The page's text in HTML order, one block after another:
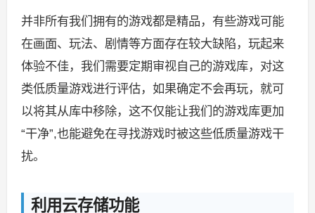
并非所有我们拥有的游戏都是精品，有些游戏可能
在画面、玩法、剧情等方面存在较大缺陷，玩起来
体验不佳，我们需要定期审视自己的游戏库，对这
类低质量游戏进行评估，如果确定不会再玩，就可
以将其从库中移除，这不仅能让我们的游戏库更加
“干净”,也能避免在寻找游戏时被这些低质量游戏干
扰。
利用云存储功能